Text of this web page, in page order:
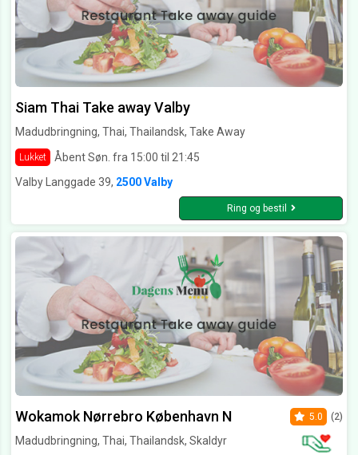
Siam Thai Take away Valby
Madudbringning, Thai, Thailandsk, Take Away
Lukket
Åbent Søn. fra 15:00 til 21:45
Valby Langgade 39, 2500 Valby
Ring og bestil
Wokamok Nørrebro København N
Madudbringning, Thai, Thailandsk, Skaldyr
5.0 (2)